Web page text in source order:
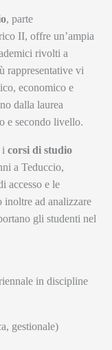
, parte
II, offre un’ampia
rivolti a
rappresentative vi
economico e
dalla laurea
e secondo livello.
i corsi di studio
a Teduccio,
accesso e le
ad analizzare
gli studenti nel
in discipline
gestionale)